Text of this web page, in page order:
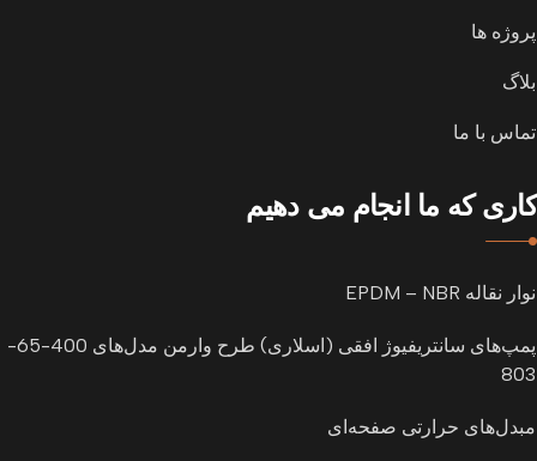
پروژه ها
بلاگ
تماس با ما
کاری که ما انجام می دهیم
نوار نقاله EPDM – NBR
پمپ‌های سانتریفیوژ افقی (اسلاری) طرح وارمن مدل‌های 400-65-
803
مبدل‌های حرارتی صفحه‌ای